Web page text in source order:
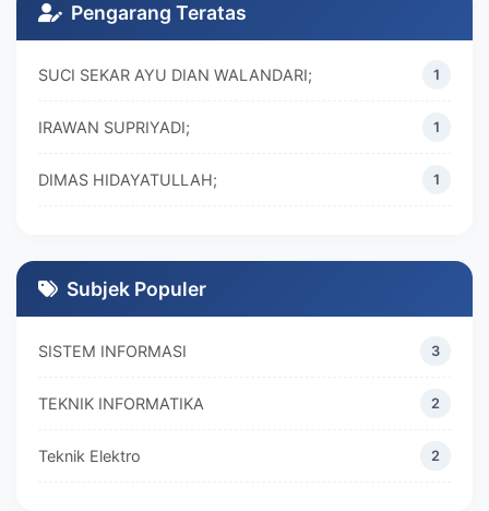
Pengarang Teratas
SUCI SEKAR AYU DIAN WALANDARI; 1
IRAWAN SUPRIYADI; 1
DIMAS HIDAYATULLAH; 1
DIVA MARISKA;
Subjek Populer
SISTEM INFORMASI 3
TEKNIK INFORMATIKA 2
Teknik Elektro 2